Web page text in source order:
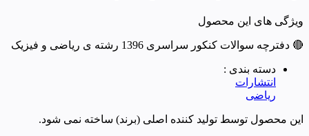
ویژگی های این محصول
🔴 دفترچه سوالات کنکور سراسری 1396 رشته ی ریاضی و فیزیک
دسته بندی :
انتشارات
ریاضی
این محصول توسط تولید کننده اصلی (برند) ساخته نمی شود.